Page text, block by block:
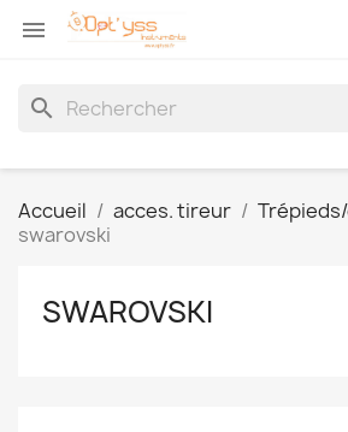

search
Accueil acces. tireur
swarovski
SWAROVSKI